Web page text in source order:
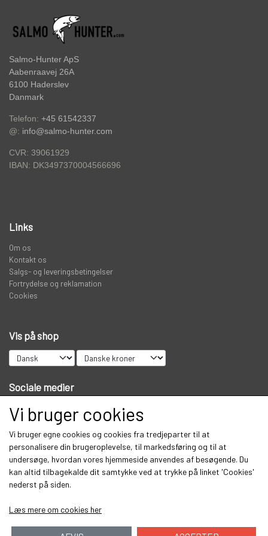
KNIVE
VADERS, VADESKO OG VADE JAKKER
Salmo-Hunter ApS
Aabenraavej 26A
6100 Haderslev
Danmark
Telefon: +45 61542337
@: info@salmo-hunter.com
CVR: 39061929
IBAN: DK3497370004566696
Links
Om os
Kontakt os
Salgs- og leveringsbetingelser
Fortrydelse og reklamation
Cookies
Vis på shop
Sociale medier
Modtag vores nyhedsbrev via e-mail
Tilmeld
Vi bruger cookies
Vi bruger egne cookies og cookies fra tredjeparter til at
personalisere din brugeroplevelse, til markedsføring og til at
undersøge, hvordan vores hjemmeside anvendes af besøgende. Du
kan altid tilbagekalde dit samtykke ved at trykke på linket 'Cookies'
nederst på siden.
Læs mere om cookies her